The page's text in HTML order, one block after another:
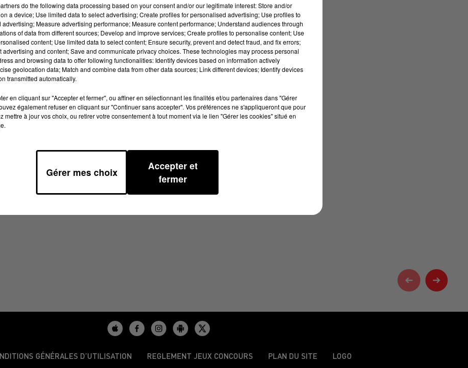
06/2025 À 11H01
GÉNÉRALES D’UTILISATION REGLEMENT JEUX CONCOURS PLAN DU SITE LOGO
do the following data processing based on your consent and/or our legitimate interest: Store and/or
a device; Use limited data to select advertising; Create profiles for personalised advertising; Use profiles to
Measure advertising performance; Measure content performance; Understand audiences through
of data from different sources; Develop and improve services; Create profiles to personalise content; Use
content; Use limited data to select content; Ensure security, prevent and detect fraud, and fix errors;
advertising and content; Save and communicate privacy choices. These technologies may process personal
and browsing data to offer following functionalities: Identify devices based on information actively
geolocation data; Match and combine data from other data sources; Link different devices; Identify devices
transmitted automatically.
en cliquant sur "Accepter et fermer", ou affiner en sélectionnant les finalités et/ou partenaires dans "Gérer
également refuser en cliquant sur "Continuer sans accepter". Vos préférences ne s'appliqueront que pour
mettre à jour vos choix, ou retirer votre consentement à tout moment via le lien "Gérer les cookies" situé en
Gérer mes choix
Accepter et
fermer